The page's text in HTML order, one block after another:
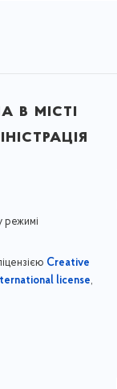
в місті
режимі
Creative
license,